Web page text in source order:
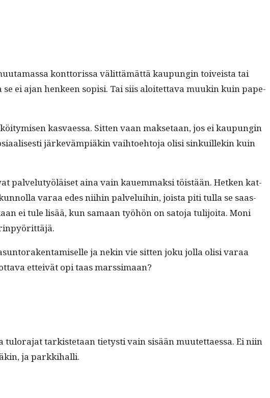
kont­toris­sa välit­tämät­tä kaupun­gin toiveista tai
ei ajan hen­keen sopisi. Tai siis aloitet­ta­va muukin kuin pape­
kas­vaes­sa. Sit­ten vaan mak­se­taan, jos ei kaupun­gin
järkevämpiäkin vai­h­toe­hto­ja olisi sinkuillekin kuin
palve­lu­työläiset aina vain kauem­mak­si töistään. Het­ken kat­
varaa edes niihin palvelui­hin, joista piti tul­la se saas­
ei tule lisää, kun samaan työhön on sato­ja tuli­joi­ta. Moni
ja nekin vie sit­ten joku jol­la olisi varaa
etteivät opi taas marssimaan?
tark­iste­taan tietysti vain sisään muutet­taes­sa. Ei niin
ja parkkihalli.